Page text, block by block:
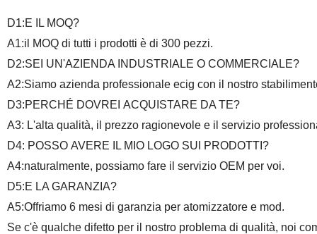
D1:E IL MOQ?
A1:il MOQ di tutti i prodotti è di 300 pezzi.
D2:SEI UN'AZIENDA INDUSTRIALE O COMMERCIALE?
A2:Siamo azienda professionale ecig con il nostro
D3:PERCHÉ DOVREI ACQUISTARE DA TE?
A3: L'alta qualità, il prezzo ragionevole e il servizio
D4: POSSO AVERE IL MIO LOGO SUI PRODOTTI?
A4:naturalmente, possiamo fare il servizio OEM per voi.
D5:E LA GARANZIA?
A5:Offriamo 6 mesi di garanzia per atomizzatore e mod.
Se c'è qualche difetto per il nostro problema di qualità, noi